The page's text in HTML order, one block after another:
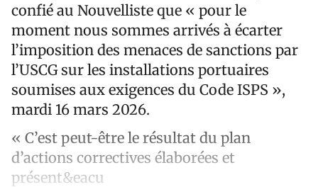
confié au Nouvelliste que « pour le
moment nous sommes arrivés à écarter
l’imposition des menaces de sanctions par
l’USCG sur les installations portuaires
soumises aux exigences du Code ISPS »,
mardi 16 mars 2026.
« C’est peut-être le résultat du plan
d’actions correctives élaborées et
présent&eacu